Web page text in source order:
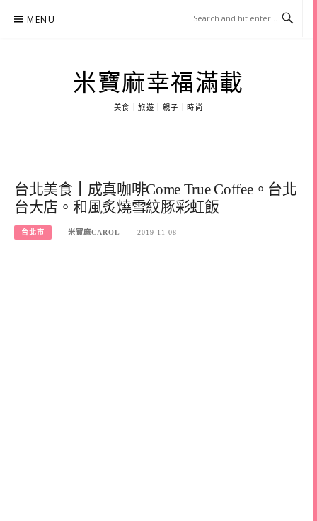
MENU
米寶麻幸福滿載
美食｜旅遊｜親子｜時尚
台北美食┃成真咖啡Come True Coffee。台北
台大店。和風炙燒雪紋豚彩虹飯
台北市 米寶麻CAROL 2019-11-08